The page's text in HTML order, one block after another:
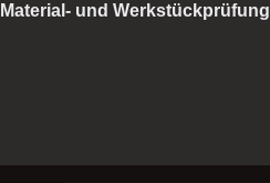
Material- und Werkstückprüfung